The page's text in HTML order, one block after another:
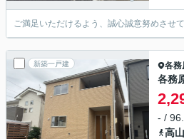
ご満足いただけるよう、誠心誠意努めさせて
新築一戸建 各務
各務
- /
高